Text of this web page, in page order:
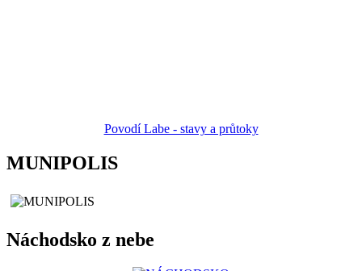
Povodí Labe - stavy a průtoky
MUNIPOLIS
Náchodsko z nebe